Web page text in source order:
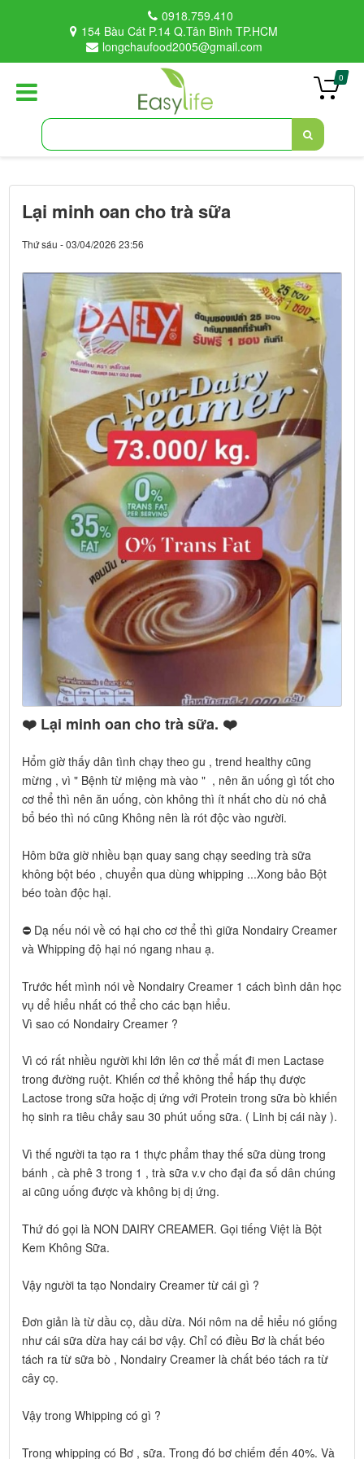
0918.759.410
154 Bàu Cát P.14 Q.Tân Bình TP.HCM
longchaufood2005@gmail.com
0
Lại minh oan cho trà sữa
Thứ sáu - 03/04/2026 23:56
❤️ Lại minh oan cho trà sữa. ❤️
Hổm giờ thấy dân tình chạy theo gu , trend healthy cũng
mừng , vì " Bệnh từ miệng mà vào " , nên ăn uống gì tốt cho
cơ thể thì nên ăn uống, còn không thì ít nhất cho dù nó chả
bổ béo thì nó cũng Không nên là rót độc vào người.
Hôm bữa giờ nhiều bạn quay sang chạy seeding trà sữa
không bột béo , chuyển qua dùng whipping ...Xong bảo Bột
béo toàn độc hại.
⛔️ Dạ nếu nói về có hại cho cơ thể thì giữa Nondairy Creamer
và Whipping độ hại nó ngang nhau ạ.
Trước hết mình nói về Nondairy Creamer 1 cách bình dân học
vụ dể hiểu nhất có thể cho các bạn hiểu.
Vì sao có Nondairy Creamer ?
Vì có rất nhiều người khi lớn lên cơ thể mất đi men Lactase
trong đường ruột. Khiến cơ thể không thể hấp thụ được
Lactose trong sữa hoặc dị ứng với Protein trong sữa bò khiến
họ sinh ra tiêu chảy sau 30 phút uống sữa. ( Linh bị cái này ).
Vì thế người ta tạo ra 1 thực phẩm thay thế sữa dùng trong
bánh , cà phê 3 trong 1 , trà sữa v.v cho đại đa số dân chúng
ai cũng uống được và không bị dị ứng.
Thứ đó gọi là NON DAIRY CREAMER. Gọi tiếng Việt là Bột
Kem Không Sữa.
Vậy người ta tạo Nondairy Creamer từ cái gì ?
Đơn giản là từ dầu cọ, dầu dừa. Nói nôm na dể hiểu nó giống
như cái sữa dừa hay cái bơ vậy. Chỉ có điều Bơ là chất béo
tách ra từ sữa bò , Nondairy Creamer là chất béo tách ra từ
cây cọ.
Vậy trong Whipping có gì ?
Trong whipping có Bơ , sữa. Trong đó bơ chiếm đến 40%. Và